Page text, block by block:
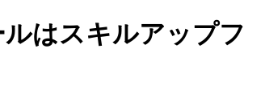
はスキルアップフ